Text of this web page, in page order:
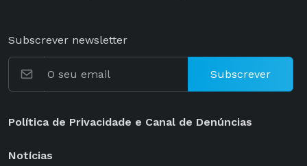
Subscrever newsletter
Subscrever
Política de Privacidade e Canal de Denúncias
Notícias